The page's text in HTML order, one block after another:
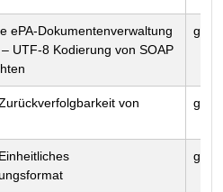
ePA-Dokumentenverwaltung
UTF-8 Kodierung von SOAP
von